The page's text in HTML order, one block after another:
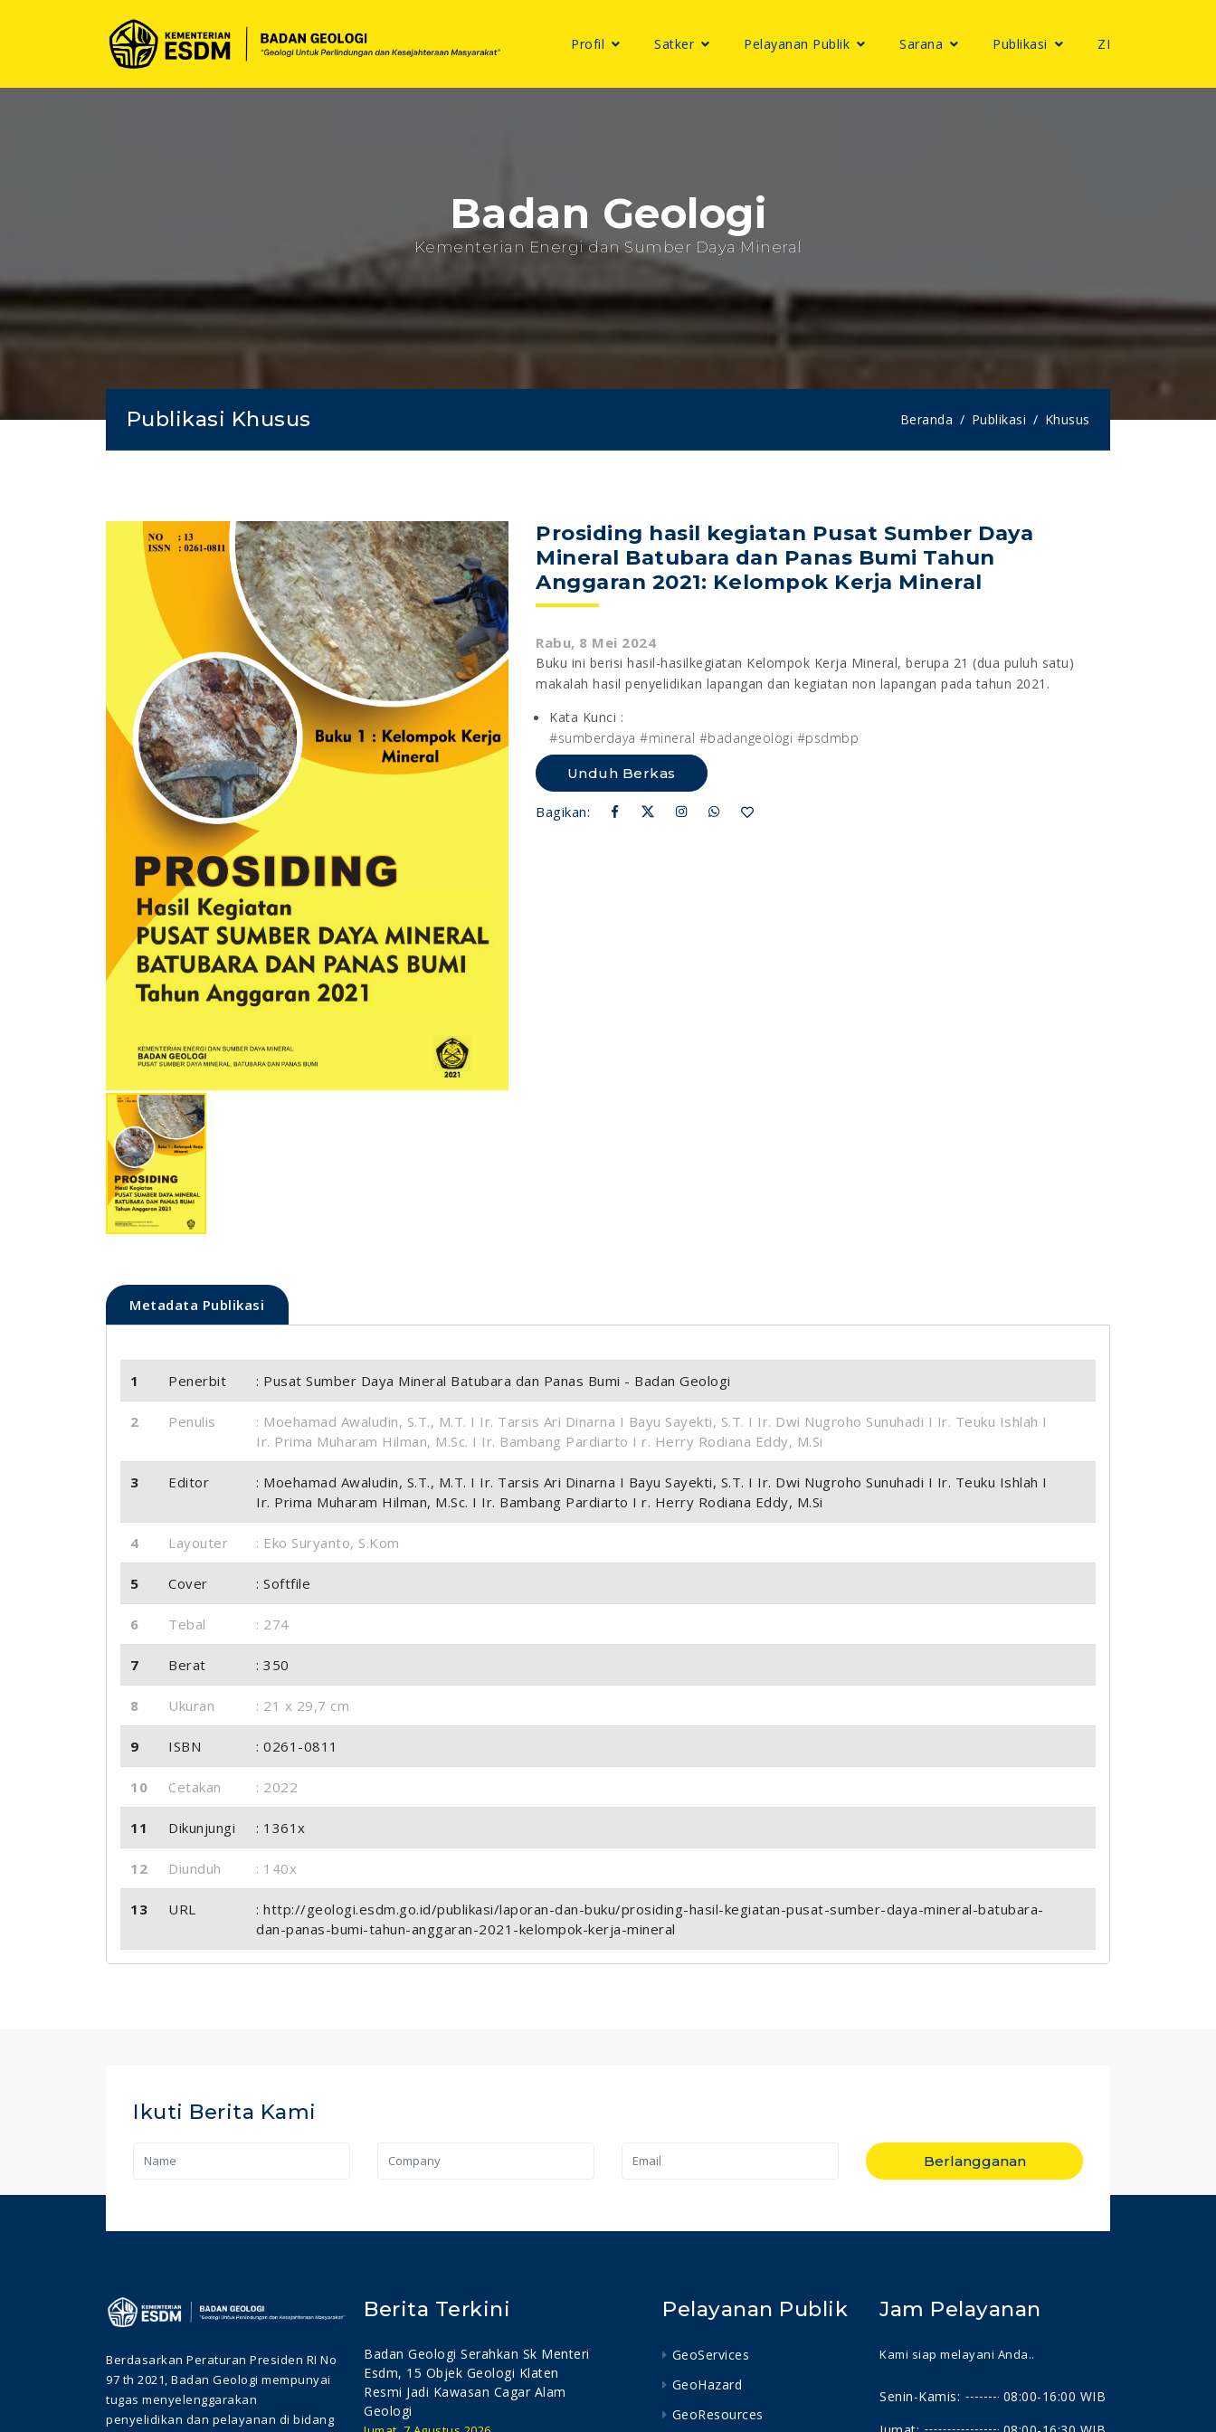
Profil Satker Pelayanan Publik Sarana Publikasi ZI
Badan Geologi
Kementerian Energi dan Sumber Daya Mineral
Publikasi Khusus Beranda Publikasi Khusus
Prosiding hasil kegiatan Pusat Sumber Daya
Mineral Batubara dan Panas Bumi Tahun
Anggaran 2021: Kelompok Kerja Mineral
Rabu, 8 Mei 2024
Buku ini berisi hasil-hasilkegiatan Kelompok Kerja Mineral, berupa 21 (dua puluh satu)
makalah hasil penyelidikan lapangan dan kegiatan non lapangan pada tahun 2021.
Kata Kunci :
#sumberdaya #mineral #badangeologi #psdmbp
Unduh Berkas
Bagikan:
Metadata Publikasi
1 Penerbit : Pusat Sumber Daya Mineral Batubara dan Panas Bumi - Badan Geologi
2 Penulis
: Moehamad Awaludin, S.T., M.T. I Ir. Tarsis Ari Dinarna I Bayu Sayekti, S.T. I Ir. Dwi Nugroho Sunuhadi I Ir. Teuku Ishlah I
Ir. Prima Muharam Hilman, M.Sc. I Ir. Bambang Pardiarto I r. Herry Rodiana Eddy, M.Si
3 Editor
: Moehamad Awaludin, S.T., M.T. I Ir. Tarsis Ari Dinarna I Bayu Sayekti, S.T. I Ir. Dwi Nugroho Sunuhadi I Ir. Teuku Ishlah I
Ir. Prima Muharam Hilman, M.Sc. I Ir. Bambang Pardiarto I r. Herry Rodiana Eddy, M.Si
4 Layouter : Eko Suryanto, S.Kom
5 Cover : Softfile
6 Tebal : 274
7 Berat : 350
8 Ukuran : 21 x 29,7 cm
9 ISBN : 0261-0811
10 Cetakan : 2022
11 Dikunjungi : 1361x
12 Diunduh : 140x
13 URL
: http://geologi.esdm.go.id/publikasi/laporan-dan-buku/prosiding-hasil-kegiatan-pusat-sumber-daya-mineral-batubara-
dan-panas-bumi-tahun-anggaran-2021-kelompok-kerja-mineral
Ikuti Berita Kami
Berlangganan
Berdasarkan Peraturan Presiden RI No
97 th 2021, Badan Geologi mempunyai
tugas menyelenggarakan
penyelidikan dan pelayanan di bidang
Berita Terkini
Badan Geologi Serahkan Sk Menteri
Esdm, 15 Objek Geologi Klaten
Resmi Jadi Kawasan Cagar Alam
Geologi
Pelayanan Publik
GeoServices
GeoHazard
GeoResources
Jam Pelayanan
Kami siap melayani Anda..
Senin-Kamis:
08:00-16:00 WIB